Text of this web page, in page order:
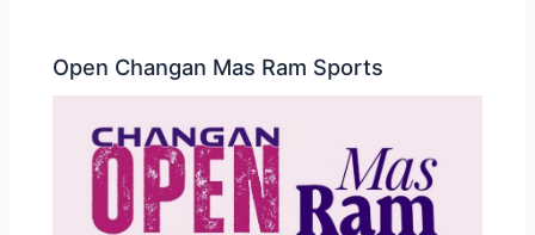
Open Changan Mas Ram Sports